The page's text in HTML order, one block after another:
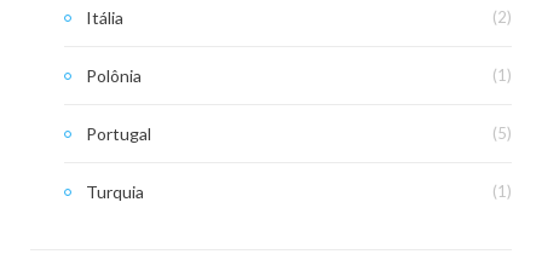
Itália (2)
Polônia (1)
Portugal (5)
Turquia (1)